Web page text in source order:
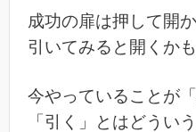
成功の扉は押して開
引いてみると開くか
今やっていることが
「引く」とはどうい